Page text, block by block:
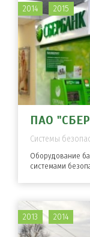
ПАО
Системы
Оборудование
системами
2014
2015
2013 2014